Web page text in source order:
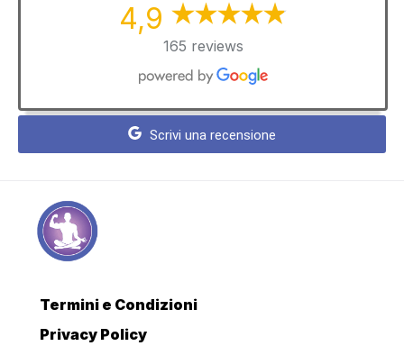
4,9
165 reviews
Scrivi una recensione
Termini e Condizioni
Privacy Policy